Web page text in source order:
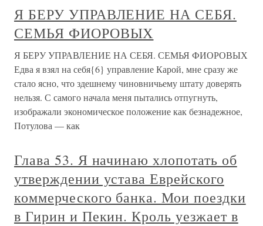
Я БЕРУ УПРАВЛЕНИЕ НА СЕБЯ.
СЕМЬЯ ФИОРОВЫХ
Я БЕРУ УПРАВЛЕНИЕ НА СЕБЯ. СЕМЬЯ ФИОРОВЫХ
Едва я взял на себя{6} управление Карой, мне сразу же
стало ясно, что здешнему чиновничьему штату доверять
нельзя. С самого начала меня пытались отпугнуть,
изображали экономическое положение как безнадежное,
Потулова — как
Глава 53. Я начинаю хлопотать об
утверждении устава Еврейского
коммерческого банка. Мои поездки
в Гирин и Пекин. Кроль уезжает в